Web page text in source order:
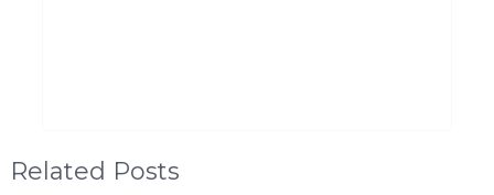
Related Posts